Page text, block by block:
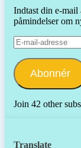
Indtast din e-mail
påmindelser om
E-
mail-
adresse
Abonnér
Join 42 other
Translate